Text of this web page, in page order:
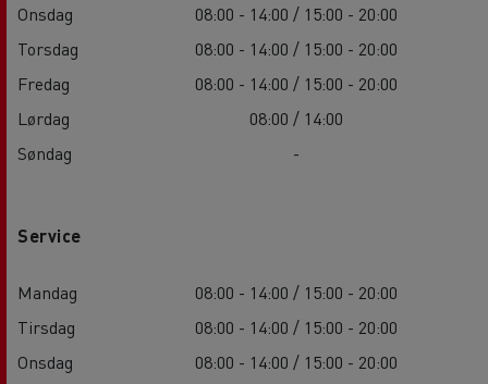
Onsdag
08:00 - 14:00 / 15:00 - 20:00
Torsdag
08:00 - 14:00 / 15:00 - 20:00
Fredag
08:00 - 14:00 / 15:00 - 20:00
Lørdag
08:00 / 14:00
Søndag
-
Service
Mandag
08:00 - 14:00 / 15:00 - 20:00
Tirsdag
08:00 - 14:00 / 15:00 - 20:00
Onsdag
08:00 - 14:00 / 15:00 - 20:00